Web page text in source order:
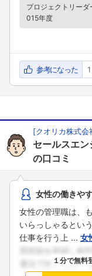
プロジェクトリーダ
015年度
参考になった 1
[クオリカ株式会
セールスエン
の口コミ
女性の働きや
女性の管理職は、
いらっしゃるとい
仕事を行う上 ... 女
１分で無料